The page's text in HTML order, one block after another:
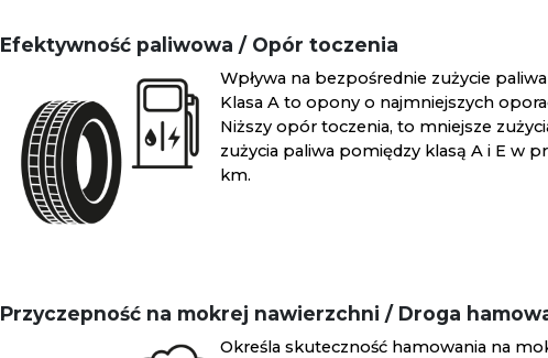
Efektywność paliwowa / Opór toczenia
Wpływa na bezpośrednie zużycie
Klasa A to opony o najmniejszych
Niższy opór toczenia, to mniejsze
zużycia paliwa pomiędzy klasą A i E w
km.
Przyczepność na mokrej nawierzchni / Droga
Określa skuteczność hamowania na